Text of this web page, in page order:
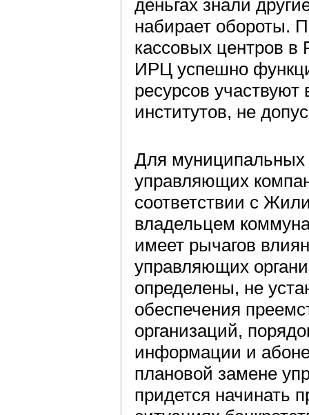
деньгах знали
набирает обороты.
кассовых центров
ИРЦ успешно
ресурсов
институтов, не
Для муниципальных
управляющих
соответствии с
владельцем
имеет рычагов
управляющих
определены, не
обеспечения
организаций,
информации и
плановой замене
придется начинать